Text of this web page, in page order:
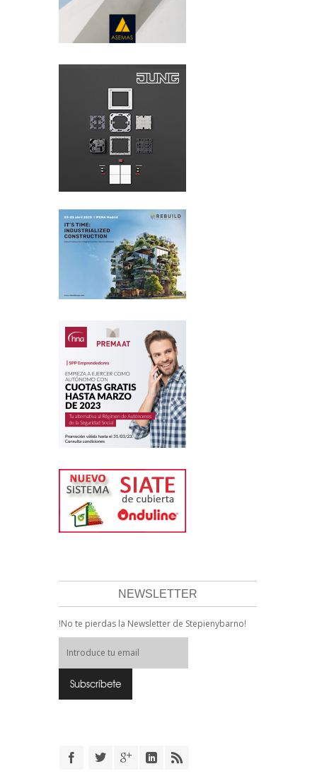
NEWSLETTER
!No te pierdas la Newsletter de Stepienybarno!